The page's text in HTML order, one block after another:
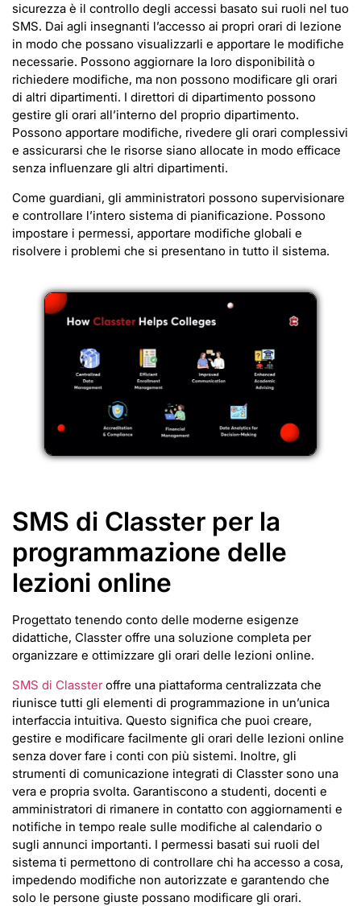
sicurezza è il controllo degli accessi basato sui ruoli nel tuo
SMS. Dai agli insegnanti l’accesso ai propri orari di lezione
in modo che possano visualizzarli e apportare le modifiche
necessarie. Possono aggiornare la loro disponibilità o
richiedere modifiche, ma non possono modificare gli orari
di altri dipartimenti. I direttori di dipartimento possono
gestire gli orari all’interno del proprio dipartimento.
Possono apportare modifiche, rivedere gli orari complessivi
e assicurarsi che le risorse siano allocate in modo efficace
senza influenzare gli altri dipartimenti.
Come guardiani, gli amministratori possono supervisionare
e controllare l’intero sistema di pianificazione. Possono
impostare i permessi, apportare modifiche globali e
risolvere i problemi che si presentano in tutto il sistema.
SMS di Classter per la
programmazione delle
lezioni online
Progettato tenendo conto delle moderne esigenze
didattiche, Classter offre una soluzione completa per
organizzare e ottimizzare gli orari delle lezioni online.
SMS di Classteroffre una piattaforma centralizzata che
riunisce tutti gli elementi di programmazione in un’unica
interfaccia intuitiva. Questo significa che puoi creare,
gestire e modificare facilmente gli orari delle lezioni online
senza dover fare i conti con più sistemi. Inoltre, gli
strumenti di comunicazione integrati di Classter sono una
vera e propria svolta. Garantiscono a studenti, docenti e
amministratori di rimanere in contatto con aggiornamenti e
notifiche in tempo reale sulle modifiche al calendario o
sugli annunci importanti. I permessi basati sui ruoli del
sistema ti permettono di controllare chi ha accesso a cosa,
impedendo modifiche non autorizzate e garantendo che
solo le persone giuste possano modificare gli orari.